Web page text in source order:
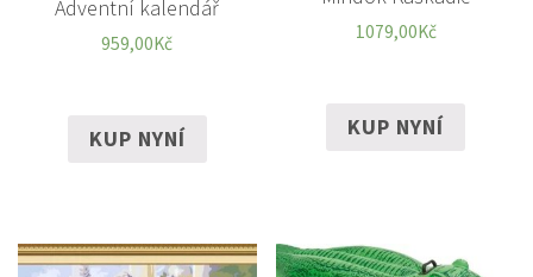
Adventní kalendář
959,00Kč
KUP NYNÍ
1079,00Kč
KUP NYNÍ